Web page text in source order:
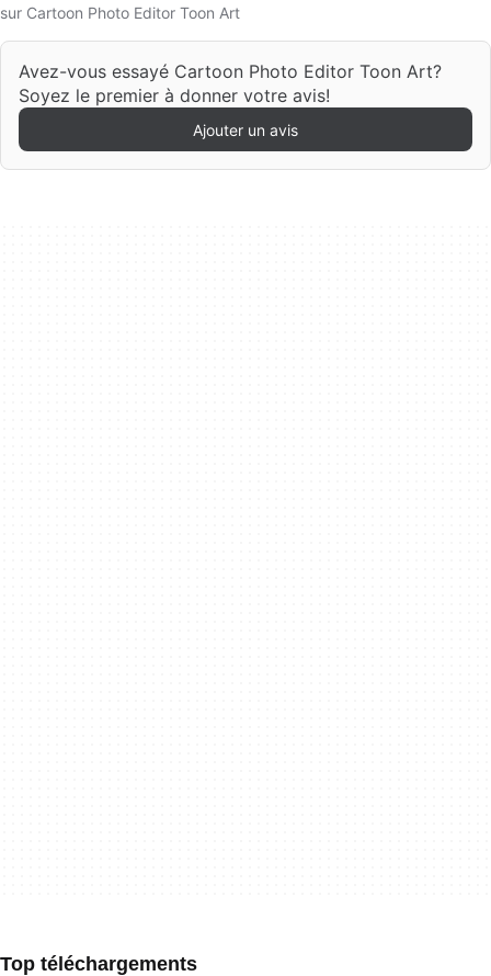
sur Cartoon Photo Editor Toon Art
Avez-vous essayé Cartoon Photo Editor Toon Art?
Soyez le premier à donner votre avis!
Ajouter un avis
Top téléchargements